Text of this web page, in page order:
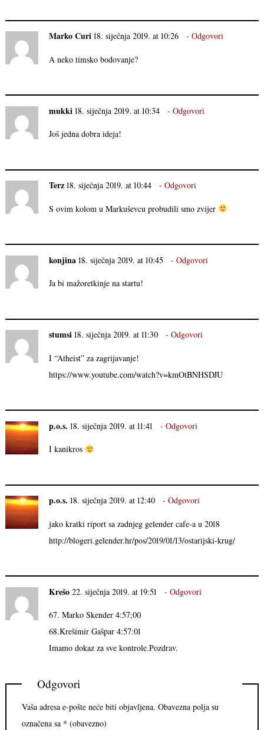
Marko Curi 18. siječnja 2019. at 10:26 Odgovori
A neko timsko bodovanje?
mukki 18. siječnja 2019. at 10:34 Odgovori
Još jedna dobra ideja!
Terz 18. siječnja 2019. at 10:44 Odgovori
S ovim kolom u Markuševcu probudili smo zvijer
konjina 18. siječnja 2019. at 10:45 Odgovori
Ja bi mažoretkinje na startu!
stumsi 18. siječnja 2019. at 11:30 Odgovori
I “Atheist” za zagrijavanje!
https://www.youtube.com/watch?v=kmOtBNHSDJU
p.o.s. 18. siječnja 2019. at 11:41 Odgovori
I kanikros
p.o.s. 18. siječnja 2019. at 12:40 Odgovori
jako kratki riport sa zadnjeg gelender cafe-a u 2018
http://blogeri.gelender.hr/pos/2019/01/13/ostarijski-krug/
Krešo 22. siječnja 2019. at 19:51 Odgovori
67. Marko Skender 4:57;00
68.Krešimir Gašpar 4:57:01
Imamo dokaz za sve kontrole.Pozdrav.
Odgovori
Vaša adresa e-pošte neće biti objavljena. Obavezna polja su
označena sa * (obavezno)